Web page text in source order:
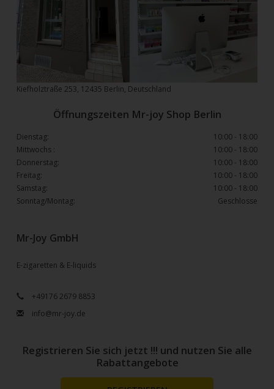
Mr-Joy GmbH
E-zigaretten & E-liquids
+49176 2679 8853
info@mr-joy.de
Kiefholztraße 253, 12435 Berlin, Deutschland
Öffnungszeiten Mr-joy Shop Berlin
Dienstag:
10:00 - 18:00
Mittwochs :
10:00 - 18:00
Donnerstag:
10:00 - 18:00
Freitag:
10:00 - 18:00
Samstag:
10:00 - 18:00
Sonntag/Montag:
Geschlosse
Registrieren Sie sich jetzt !!! und nutzen Sie alle
Rabattangebote